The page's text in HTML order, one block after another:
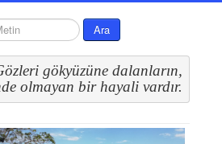
Ara
gökyüzüne dalanların,
olmayan bir hayali vardır.